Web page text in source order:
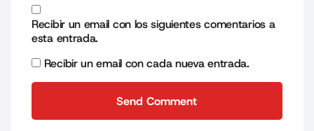
Recibir un email con los siguientes comentarios a
esta entrada.
Recibir un email con cada nueva entrada.
Send Comment